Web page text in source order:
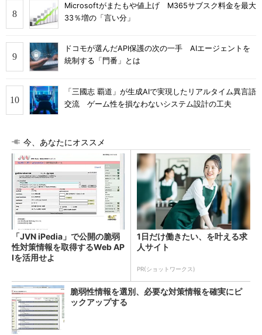
Microsoftがまたもや値上げ M365サブスク料金を最大
33％増の「言い分」
ドコモが選んだAPI保護の次の一手 AIエージェントを
統制する「門番」とは
「三國志 覇道」が生成AIで実現したリアルタイム異言語
交流 ゲーム性を損なわないシステム設計の工夫
今、あなたにオススメ
「JVN iPedia」で公開の脆弱
性対策情報を取得するWeb AP
Iを活用せよ
1日だけ働きたい、を叶える求
人サイト
PR(ショットワークス)
脆弱性情報を選別、必要な対策情報を確実にピ
ックアップする